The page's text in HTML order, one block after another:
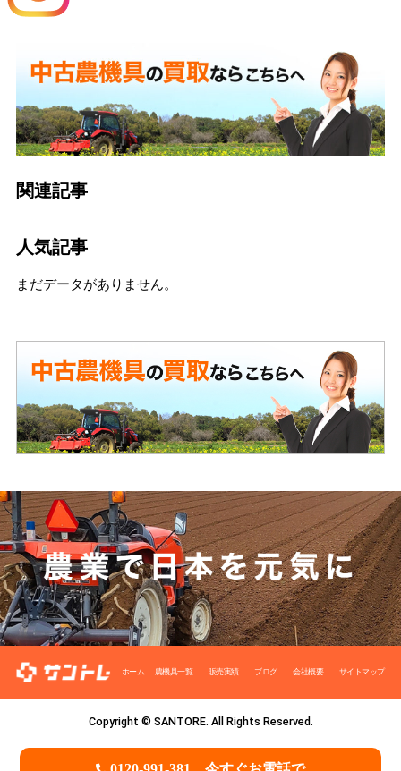
関連記事
人気記事
まだデータがありません。
ホーム 農機具一覧 販売実績 ブログ 会社概要 サイトマップ
Copyright © SANTORE. All Rights Reserved.